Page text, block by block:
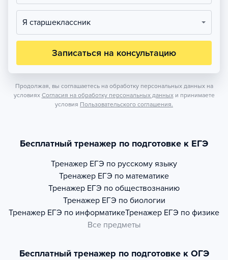
Я старшеклассник
Записаться на консультацию
Продолжая, вы соглашаетесь на обработку персональных данных на
условиях Согласия на обработку персональных данных и принимаете
условия Пользовательского соглашения.
Бесплатный тренажер по подготовке к ЕГЭ
Тренажер ЕГЭ по русскому языку
Тренажер ЕГЭ по математике
Тренажер ЕГЭ по обществознанию
Тренажер ЕГЭ по биологии
Тренажер ЕГЭ по информатикеТренажер ЕГЭ по физике
Все предметы
Бесплатный тренажер по подготовке к ОГЭ